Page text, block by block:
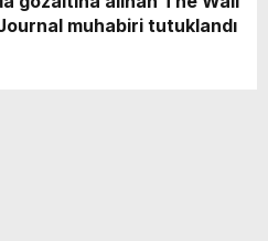
muhabiri tutuklandı